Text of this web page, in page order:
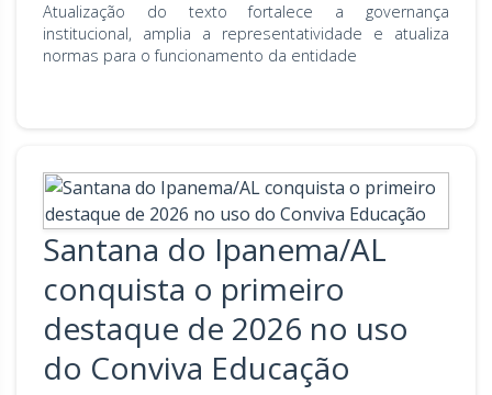
Atualização do texto fortalece a governança
institucional, amplia a representatividade e atualiza
normas para o funcionamento da entidade
Santana do Ipanema/AL
conquista o primeiro
destaque de 2026 no uso
do Conviva Educação